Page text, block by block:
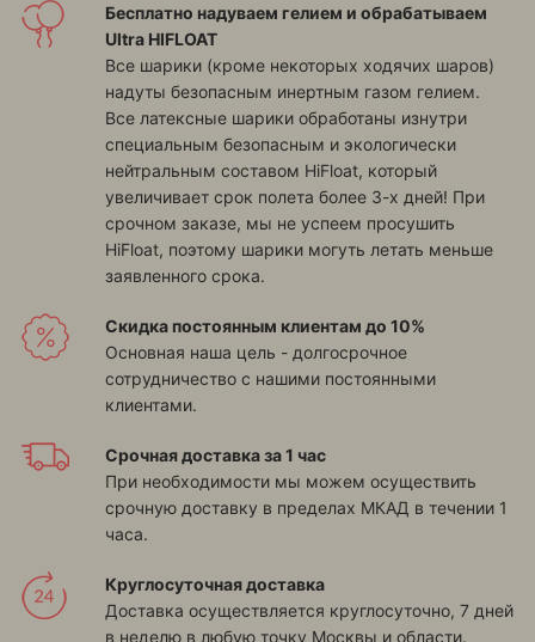
Бесплатно надуваем гелием и обрабатываем
Ultra HIFLOAT
Все шарики (кроме некоторых ходячих шаров)
надуты безопасным инертным газом гелием.
Все латексные шарики обработаны изнутри
специальным безопасным и экологически
нейтральным составом HiFloat, который
увеличивает срок полета более 3-х дней! При
срочном заказе, мы не успеем просушить
HiFloat, поэтому шарики могуть летать меньше
заявленного срока.
Скидка постоянным клиентам до 10%
Основная наша цель - долгосрочное
сотрудничество с нашими постоянными
клиентами.
Срочная доставка за 1 час
При необходимости мы можем осуществить
срочную доставку в пределах МКАД в течении 1
часа.
Круглосуточная доставка
Доставка осуществляется круглосуточно, 7 дней
в неделю в любую точку Москвы и области.